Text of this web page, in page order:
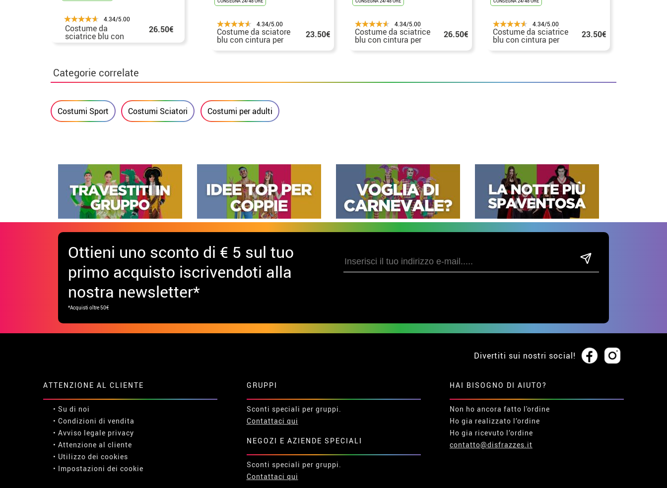
4.34/5.00
Costume da
sciatrice blu con
cintura per donna
26.50€ 4.34/5.00
Costume da sciatore
blu con cintura per 23.50€
4.34/5.00
Costume da sciatrice
blu con cintura per 26.50€
4.34/5.00
Costume da sciatrice
blu con cintura per 23.50€
Categorie correlate
Costumi Sport Costumi Sciatori Costumi per adulti
Ottieni uno sconto di € 5 sul tuo
primo acquisto iscrivendoti alla
nostra newsletter*
*Acquisti oltre 50€
Divertiti sui nostri social!
ATTENZIONE AL CLIENTE
• Su di noi
• Condizioni di vendita
• Avviso legale privacy
• Attenzione al cliente
• Utilizzo dei cookies
• Impostazioni dei cookie
GRUPPI
Sconti speciali per gruppi.
Contattaci qui
NEGOZI E AZIENDE SPECIALI
Sconti speciali per gruppi.
Contattaci qui
HAI BISOGNO DI AIUTO?
Non ho ancora fatto l'ordine
Ho gia realizzato l’ordine
Ho gia ricevuto l’ordine
contatto@disfrazzes.it